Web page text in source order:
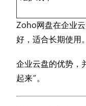
Zoho网盘在企业
好，适合长期使用。
企业云盘的优势，
起来”。